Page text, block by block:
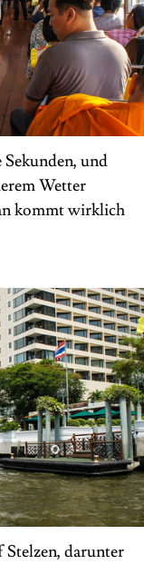
und
Wetter
kommt wirklich
darunter